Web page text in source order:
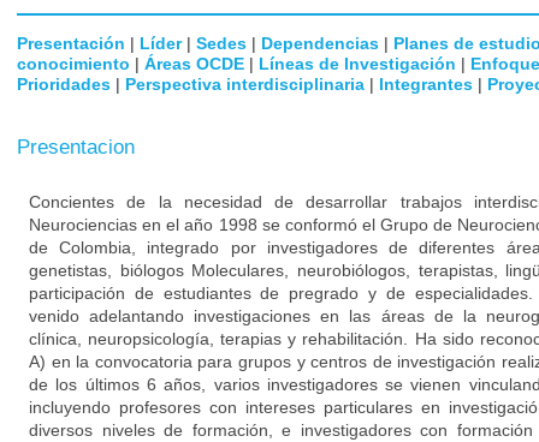
Presentación | Líder| Sedes | Dependencias | Planes de
conocimiento | Áreas OCDE | Líneas de Investigación |
Prioridades | Perspectiva interdisciplinaria | Integrantes |
Presentacion
Concientes de la necesidad de desarrollar trabajos
Neurociencias en el año 1998 se conformó el Grupo de
de Colombia, integrado por investigadores de diferentes
genetistas, biólogos Moleculares, neurobiólogos, terapistas,
participación de estudiantes de pregrado y de
venido adelantando investigaciones en las áreas de la
clínica, neuropsicología, terapias y rehabilitación. Ha sido
A) en la convocatoria para grupos y centros de investigación
de los últimos 6 años, varios investigadores se vienen
incluyendo profesores con intereses particulares en
diversos niveles de formación, e investigadores con